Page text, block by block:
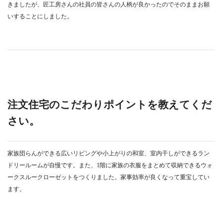
きましたが、匠工房さんの社員の皆さんの人柄が良かったのでそのままお願
いすることにしました。
注文住宅のこだわりポイントを教えてくだ
さい。
家族団らんができる広いリビングや小上がりの和室、室内干しができるラン
ドリールームが自慢です。また、1階に家族の衣服をまとめて収納できるウォ
ークスルークローゼットをつくりました。家事効率が良くなって重宝してい
ます。